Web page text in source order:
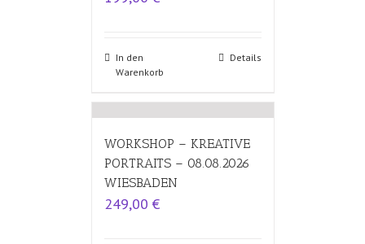
In den
Warenkorb
Details
WORKSHOP – KREATIVE
PORTRAITS – 08.08.2026
WIESBADEN
249,00 €